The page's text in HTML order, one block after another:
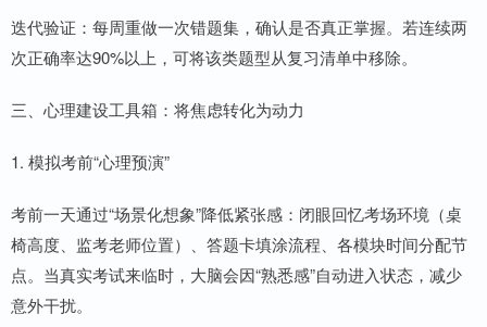
迭代验证：每周重做一次错题集，确认是否真正掌握。若连续两
次正确率达90%以上，可将该类题型从复习清单中移除。
三、心理建设工具箱：将焦虑转化为动力
1. 模拟考前“心理预演”
考前一天通过“场景化想象”降低紧张感：闭眼回忆考场环境（桌
椅高度、监考老师位置）、答题卡填涂流程、各模块时间分配节
点。当真实考试来临时，大脑会因“熟悉感”自动进入状态，减少
意外干扰。